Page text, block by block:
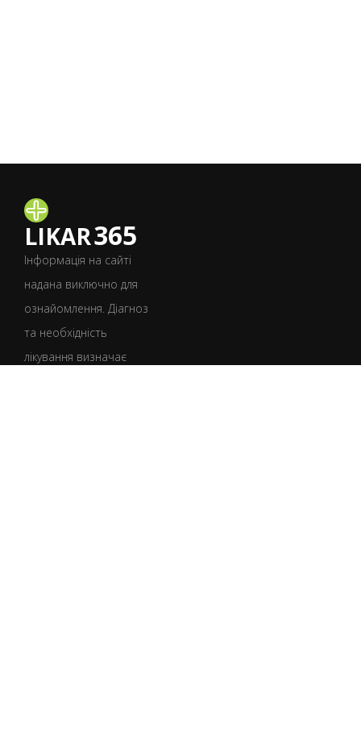
LIKAR365
Інформація на сайті
надана виключно для
ознайомлення. Діагноз
та необхідність
лікування визначає